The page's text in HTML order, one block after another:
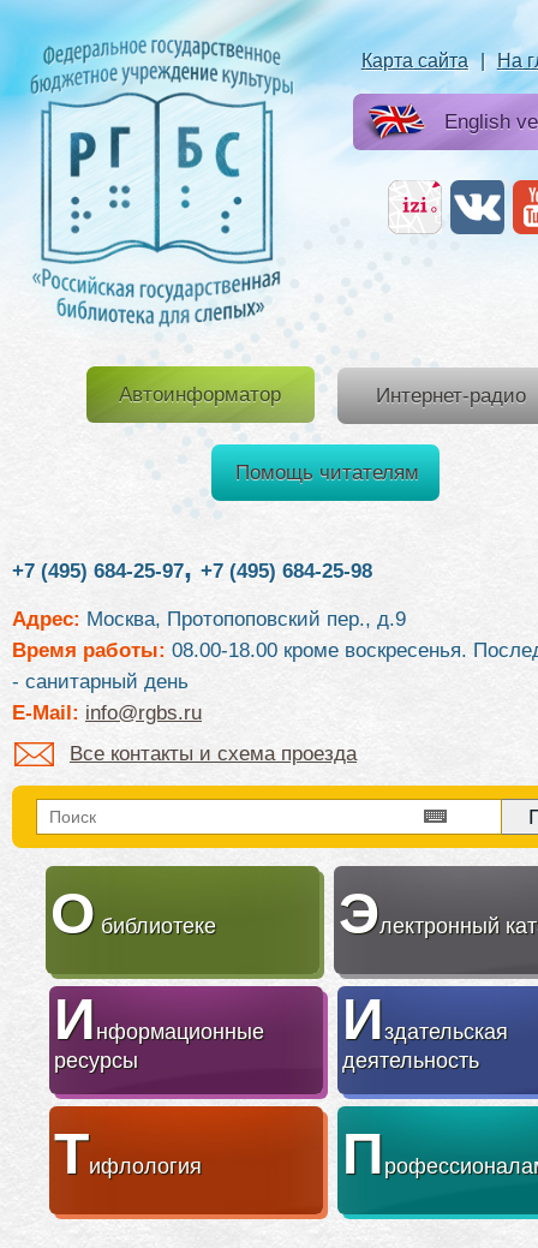
Карта сайта | На
English
Автоинформатор Интернет-радио
Помощь читателям
+7 (495) 684-25-97, +7 (495) 684-25-98
Адрес: Москва, Протопоповский пер., д.9
Время работы: 08.00-18.00 кроме воскресенья.
- санитарный день
E-Mail: info@rgbs.ru
Все контакты и схема проезда
О библиотеке Электронный
Информационные
ресурсы
Издательская
деятельность
Тифлология П